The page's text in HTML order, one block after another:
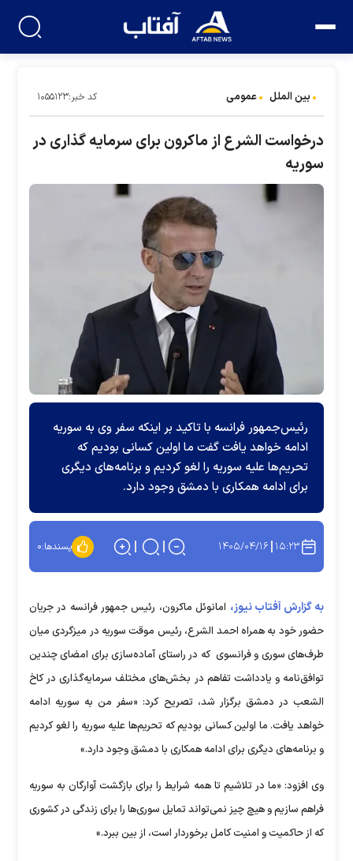
بین الملل عمومی کد خبر:۱۰۵۵۱۲۳
درخواست الشرع از ماکرون برای سرمایه گذاری در
سوریه
رئیس‌جمهور فرانسه با تاکید بر اینکه سفر وی به سوریه
ادامه خواهد یافت گفت ما اولین کسانی بودیم که
تحریم‌ها علیه سوریه را لغو کردیم و برنامه‌های دیگری
برای ادامه همکاری با دمشق وجود دارد.
۱۵:۲۳ ۱۴۰۵/۰۴/۱۶ پسندها:۰
به گزارش آفتاب نیوز، امانوئل ماکرون، رئیس جمهور فرانسه در جریان
حضور خود به همراه احمد الشرع، رئیس موقت سوریه در میزگردی میان
طرف‌های سوری و فرانسوی که در راستای آماده‌سازی برای امضای چندین
توافق‌نامه و یادداشت تفاهم در بخش‌های مختلف سرمایه‌گذاری در کاخ
الشعب در دمشق برگزار شد، تصریح کرد: «سفر من به سوریه ادامه
خواهد یافت. ما اولین کسانی بودیم که تحریم‌ها علیه سوریه را لغو کردیم
و برنامه‌های دیگری برای ادامه همکاری با دمشق وجود دارد.»
وی افزود: «ما در تلاشیم تا همه شرایط را برای بازگشت آوارگان به سوریه
فراهم سازیم و هیچ چیز نمی‌تواند تمایل سوری‌ها را برای زندگی در کشوری
که از حاکمیت و امنیت کامل برخوردار است، از بین ببرد.»